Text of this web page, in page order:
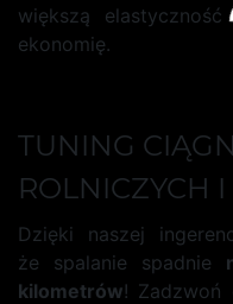
większą
ekonomię.
TUNING
ROLNICZYCH
Dzięki naszej
że spalanie spadnie
kilometrów! Zadzwoń